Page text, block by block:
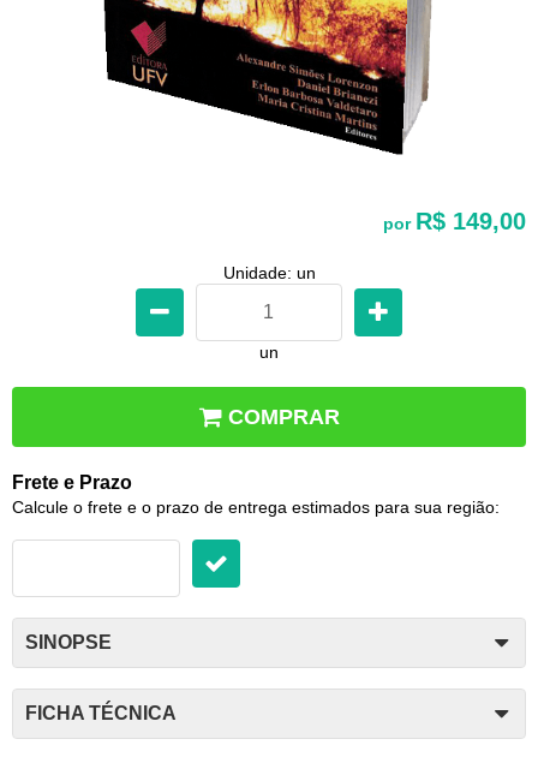
por R$ 149,00
Unidade: un
un
COMPRAR
Frete e Prazo
Calcule o frete e o prazo de entrega estimados para sua região:
SINOPSE
FICHA TÉCNICA